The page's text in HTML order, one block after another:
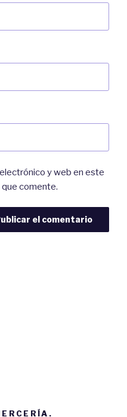
y web en este
que comente.